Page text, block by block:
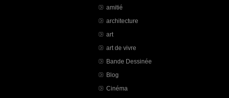
amitié
architecture
art
art de vivre
Bande Dessinée
Blog
Cinéma